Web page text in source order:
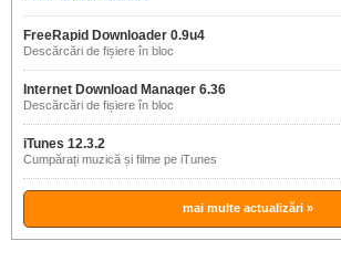
FreeRapid Downloader 0.9u4
Descărcări de fișiere în bloc
Internet Download Manager 6.36
build 5
Descărcări de fișiere în bloc
iTunes 12.3.2
Cumpărați muzică și filme pe iTunes
mai multe actualizări »